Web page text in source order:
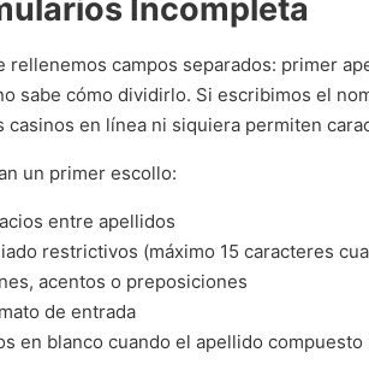
Incompleta
rellenemos campos separados: primer
sabe cómo dividirlo. Si escribimos el
casinos en línea ni siquiera permiten
un primer escollo:
entre apellidos
restrictivos (máximo 15 caracteres
acentos o preposiciones
de entrada
en blanco cuando el apellido